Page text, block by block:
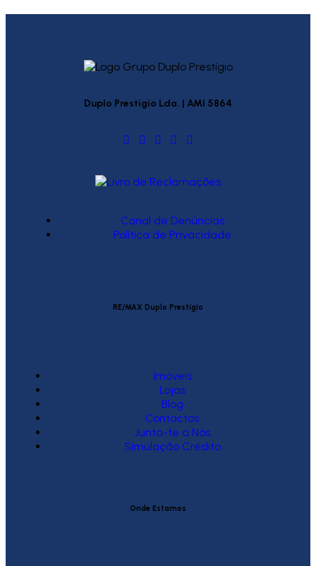
Duplo Prestígio Lda. | AMI 5864
Canal de Denúncias
Política de Privacidade
RE/MAX Duplo Prestígio
Imóveis
Lojas
Blog
Contactos
Junta-te a Nós
Simulação Crédito
Onde Estamos